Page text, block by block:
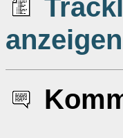
anzeigen